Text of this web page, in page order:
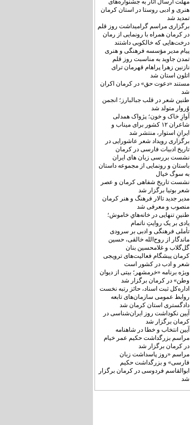
مهلت ارسال آثار به جشنواره‌های
هنری و ادبی روستا در استان کرمان
تمدید شد
برگزاری مراسم گرامیداشت روز قلم
در کرمان همراه با رونمایی از رمان
درخت‌هایی که خالکوبی داشتند
پیام مدیر مؤسسه فرهنگی و هنری
تمدن جاوید به مناسبت روز قلم
نازنین زهرا پراهام قهرمان ترای
اتلون استان شد
مستند «دعوت حق» در کرمان اکران
شد
طنین شعر در قلب جبالبارز؛ انجمن
وُروار متولد شد
آوازِ خاک و خون؛ پژواک همدلی
شاعران ۱۲ کشور برای میناب و
ایرانِ استوار، منتشر شد
برگزاری رویداد شعر عاشورایی در
تاریخ ادبیات فارسی در کرمان
نشست بررسی زبان های ایران
باستان و رونمایی از مجموعه داستان
به سوگ خیال
نشست تاریخ شفاهی کرمان و عصر
شعر بوتیا برگزار شد
مدیر جدید تالار فرهنگ و هنر کرمان
منصوب و معرفی شد
طنینِ تنهایی در خانه‌هایِ خاموش؛
یادی بر یک روایتِ ناتمام
تأملی فرهنگی و ادبی بر سرودی
ماندگار از روح‌الله خالقی، حسین
گل‌گلاب و غلامحسین بنان
کرمان پیشگام فعالیت‌های ترویجی
شعر و ادب در کشور است
ویژه برنامه «خرمشهر؛ بیتی از دیوان
وطن» در کرمان برگزار شد
اداره‌کل ثبت اسناد، حائز رتبه نخست
روابط عمومی سازمان‌های تابعه
دادگستری استان کرمان شد
آیین نکوداشت روز ایران‌شناسی در
کرمان برگزار شد
آیین انتخاب و خطا در شاهنامه
مراسم بزرگداشت حکیم عمر خیام
در کرمان برگزار شد
مراسم «روز پاسداشت زبان
فارسی» و بزرگداشت حکیم
ابوالقاسم فردوسی در کرمان برگزار
شد